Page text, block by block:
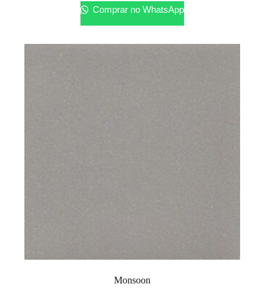
Comprar no WhatsApp
Monsoon